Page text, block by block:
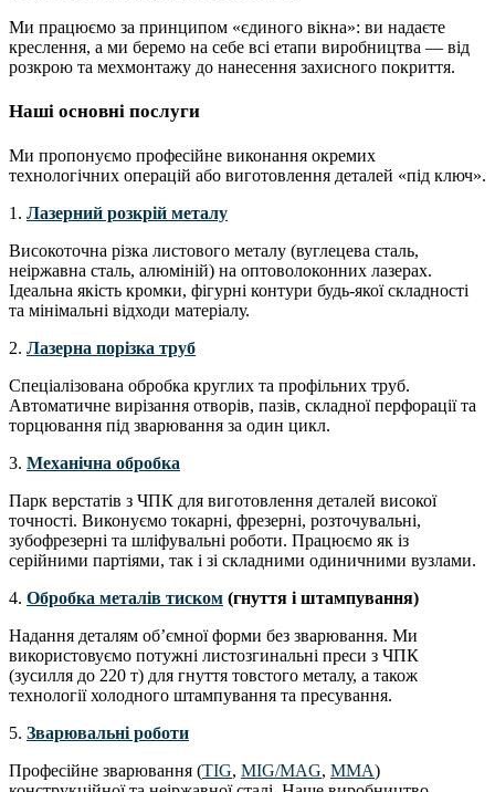
Ми працюємо за принципом «єдиного вікна»: ви надаєте
креслення, а ми беремо на себе всі етапи виробництва — від
розкрою та мехмонтажу до нанесення захисного покриття.
Наші основні послуги
Ми пропонуємо професійне виконання окремих
технологічних операцій або виготовлення деталей «під ключ».
1. Лазерний розкрій металу
Високоточна різка листового металу (вуглецева сталь,
неіржавна сталь, алюміній) на оптоволоконних лазерах.
Ідеальна якість кромки, фігурні контури будь-якої складності
та мінімальні відходи матеріалу.
2. Лазерна порізка труб
Спеціалізована обробка круглих та профільних труб.
Автоматичне вирізання отворів, пазів, складної перфорації та
торцювання під зварювання за один цикл.
3. Механічна обробка
Парк верстатів з ЧПК для виготовлення деталей високої
точності. Виконуємо токарні, фрезерні, розточувальні,
зубофрезерні та шліфувальні роботи. Працюємо як із
серійними партіями, так і зі складними одиничними вузлами.
4. Обробка металів тиском (гнуття і штампування)
Надання деталям об’ємної форми без зварювання. Ми
використовуємо потужні листозгинальні преси з ЧПК
(зусилля до 220 т) для гнуття товстого металу, а також
технології холодного штампування та пресування.
5. Зварювальні роботи
Професійне зварювання (TIG, MIG/MAG, MMA)